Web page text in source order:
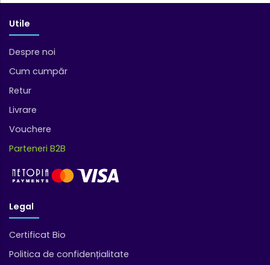
Utile
Despre noi
Cum cumpăr
Retur
Livrare
Vouchere
Parteneri B2B
Legal
Certificat Bio
Politica de confidențialitate